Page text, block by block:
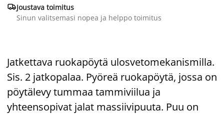
Joustava toimitus
Sinun valitsemasi nopea ja helppo toimitus
Jatkettava ruokapöytä ulosvetomekanismilla.
Sis. 2 jatkopalaa. Pyöreä ruokapöytä, jossa on
pöytälevy tummaa tammiviilua ja
yhteensopivat jalat massiivipuuta. Puu on